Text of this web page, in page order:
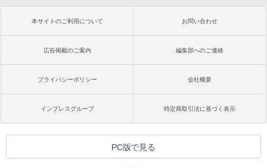
本サイトのご利用について お問い合わせ
広告掲載のご案内 編集部へのご連絡
プライバシーポリシー 会社概要
インプレスグループ 特定商取引法に基づく表示
PC版で見る